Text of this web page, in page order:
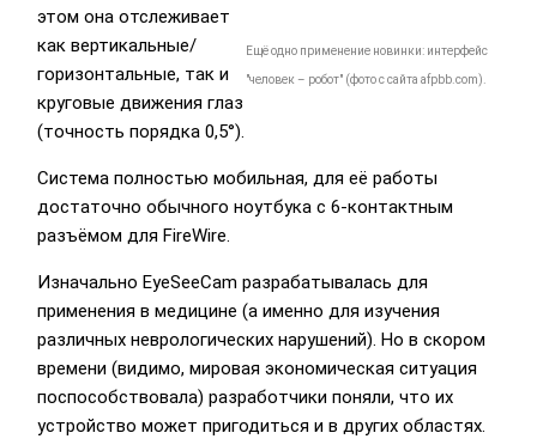
Ещё одно применение новинки: интерфейс
"человек – робот" (фото с сайта afpbb.com).
этом она отслеживает
как вертикальные/
горизонтальные, так и
круговые движения глаз
(точность порядка 0,5°).
Система полностью мобильная, для её работы
достаточно обычного ноутбука с 6-контактным
разъёмом для FireWire.
Изначально EyeSeeCam разрабатывалась для
применения в медицине (а именно для изучения
различных неврологических нарушений). Но в скором
времени (видимо, мировая экономическая ситуация
поспособствовала) разработчики поняли, что их
устройство может пригодиться и в других областях.